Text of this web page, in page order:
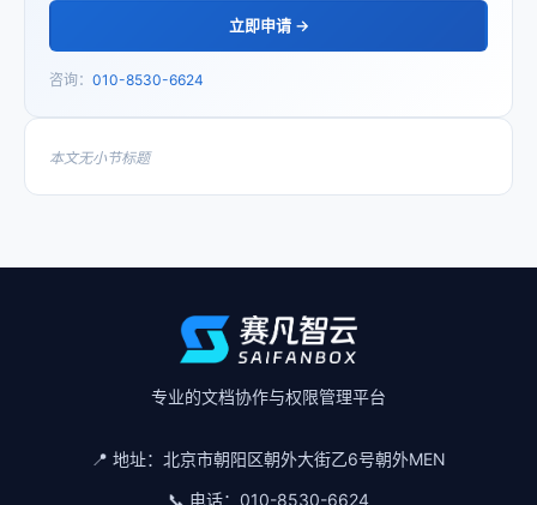
立即申请 →
咨询： 010-8530-6624
本文无小节标题
专业的文档协作与权限管理平台
📍 地址： 北京市朝阳区朝外大街乙6号朝外MEN
📞 电话： 010-8530-6624